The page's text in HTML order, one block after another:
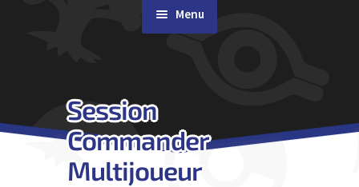
Menu
Agenda
Contact & Accès
Session
Commander
Multijoueur